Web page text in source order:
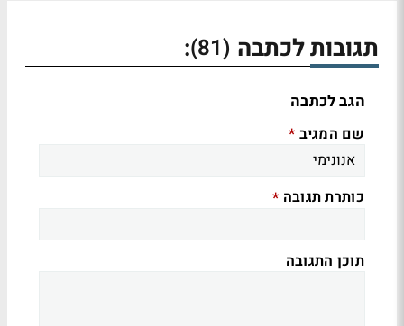
תגובות לכתבה (81)
:
הגב לכתבה
שם המגיב *
כותרת תגובה *
תוכן התגובה